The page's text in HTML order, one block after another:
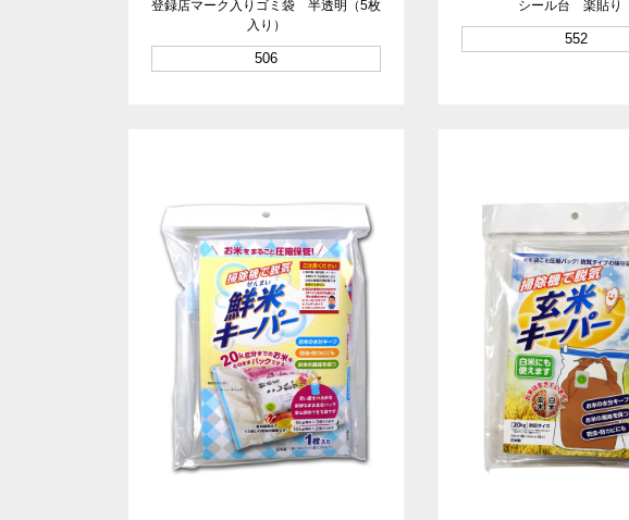
登録店マーク入りゴミ袋 半透明（5枚
入り）
506
シール台 楽貼り
552